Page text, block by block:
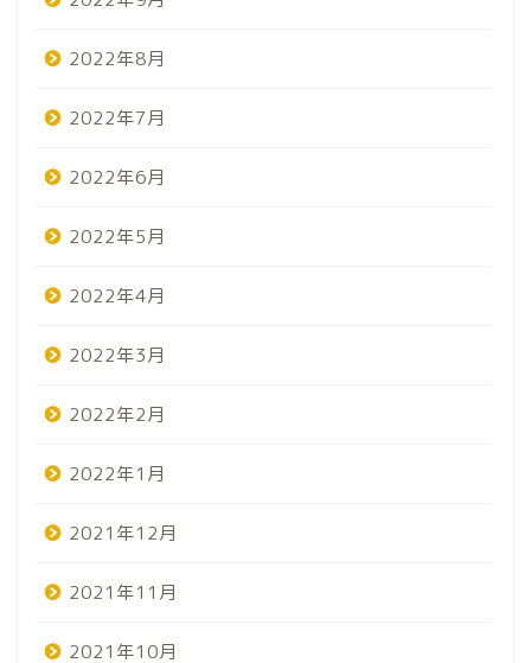
2022年8月
2022年7月
2022年6月
2022年5月
2022年4月
2022年3月
2022年2月
2022年1月
2021年12月
2021年11月
2021年10月